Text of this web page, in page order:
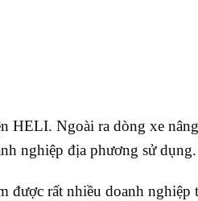
HELI. Ngoài ra dòng xe
nghiệp địa phương sử dụng.
được rất nhiều doanh nghiệp